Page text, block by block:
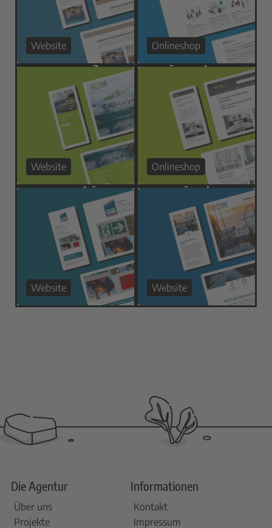
Website Onlineshop
Website Onlineshop
Website Website
Die Agentur
Über uns
Projekte
Informationen
Kontakt
Impressum